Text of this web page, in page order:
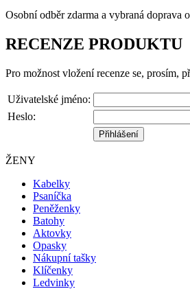
Osobní odběr zdarma a vybraná doprava
RECENZE PRODUKTU
Pro možnost vložení recenze se, prosím,
Uživatelské jméno:
Heslo:
ŽENY
Kabelky
Psaníčka
Peněženky
Batohy
Aktovky
Opasky
Nákupní tašky
Klíčenky
Ledvinky